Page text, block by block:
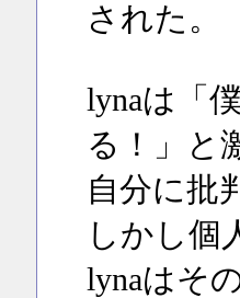
された。
lynaは「
る！」と
自分に批
しかし個
lynaはそ